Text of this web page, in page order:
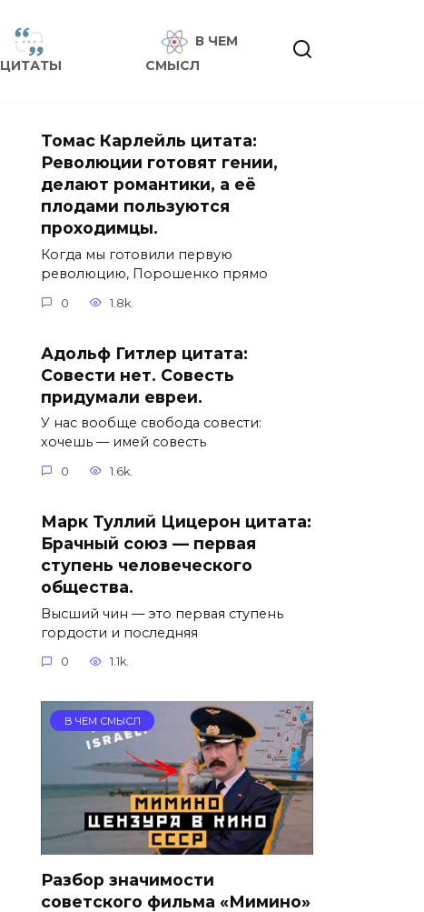
ЦИТАТЫ
В ЧЕМ
СМЫСЛ
Томас Карлейль цитата:
Революции готовят гении,
делают романтики, а её
плодами пользуются
проходимцы.
Когда мы готовили первую
революцию, Порошенко прямо
0 1.8k.
Адольф Гитлер цитата:
Совести нет. Совесть
придумали евреи.
У нас вообще свобода совести:
хочешь — имей совесть
0 1.6k.
Марк Туллий Цицерон цитата:
Брачный союз — первая
ступень человеческого
общества.
Высший чин — это первая ступень
гордости и последняя
0 1.1k.
В ЧЕМ СМЫСЛ
Разбор значимости
советского фильма «Мимино»